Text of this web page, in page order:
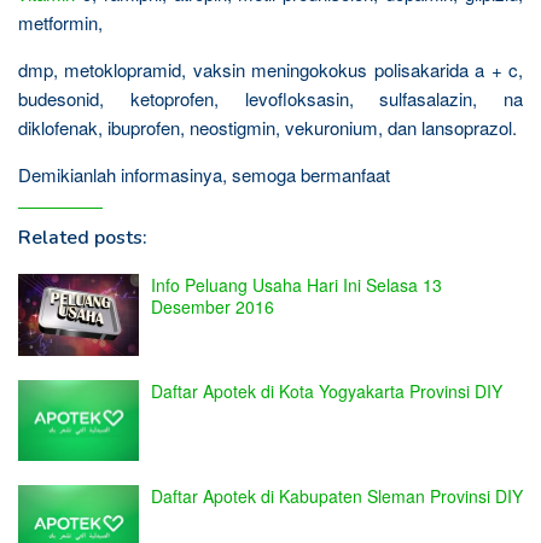
metformin,
dmp, metoklopramid, vaksin meningokokus polisakarida a + c,
budesonid, ketoprofen, levofloksasin, sulfasalazin, na
diklofenak, ibuprofen, neostigmin, vekuronium, dan lansoprazol.
Demikianlah informasinya, semoga bermanfaat
Related posts:
Info Peluang Usaha Hari Ini Selasa 13
Desember 2016
Daftar Apotek di Kota Yogyakarta Provinsi DIY
Daftar Apotek di Kabupaten Sleman Provinsi DIY